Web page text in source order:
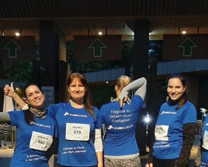
or ESC to close